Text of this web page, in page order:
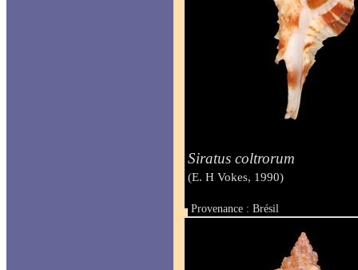
Siratus coltrorum
(E. H Vokes, 1990)
Provenance : Brésil
Taille : 47 mm